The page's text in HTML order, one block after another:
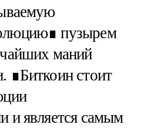
пузырем
маний
∎Биткоин стоит
и является самым